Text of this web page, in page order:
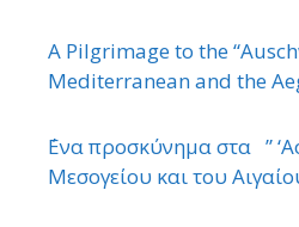
A Pilgrimage to the
Mediterranean and the
΄Ενα προσκύνημα στα ”
Μεσογείου και του